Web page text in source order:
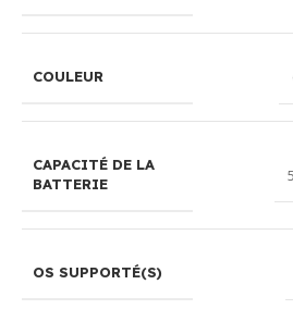
COULEUR
CAPACITÉ DE LA
BATTERIE
OS SUPPORTÉ(S)